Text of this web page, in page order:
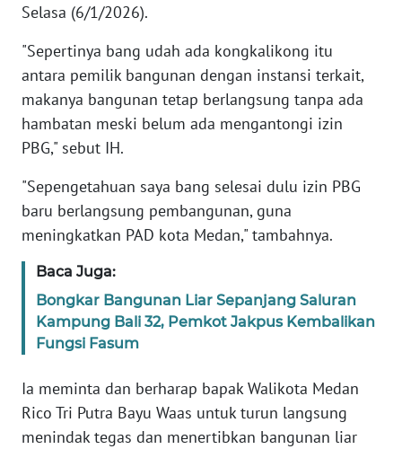
Selasa (6/1/2026).
"Sepertinya bang udah ada kongkalikong itu
antara pemilik bangunan dengan instansi terkait,
makanya bangunan tetap berlangsung tanpa ada
hambatan meski belum ada mengantongi izin
PBG," sebut IH.
"Sepengetahuan saya bang selesai dulu izin PBG
baru berlangsung pembangunan, guna
meningkatkan PAD kota Medan," tambahnya.
Baca Juga:
Bongkar Bangunan Liar Sepanjang Saluran
Kampung Bali 32, Pemkot Jakpus Kembalikan
Fungsi Fasum
Ia meminta dan berharap bapak Walikota Medan
Rico Tri Putra Bayu Waas untuk turun langsung
menindak tegas dan menertibkan bangunan liar
WN
WN
SERAMBI
WN
WN
SULTRA
WN
NTB
WN
WN
SULBAR